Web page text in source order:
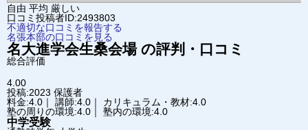
自由 平均 厳しい
口コミ投稿者ID:2493803
不適切な口コミを報告する
名張本部の口コミを見る
名大進学会生桑会場の評判・口コミ
総合評価
4.00
投稿:2023 保護者
料金:4.0｜ 講師:4.0｜ カリキュラム・教材:4.0
塾の周りの環境:4.0｜ 塾内の環境:4.0
中学受験